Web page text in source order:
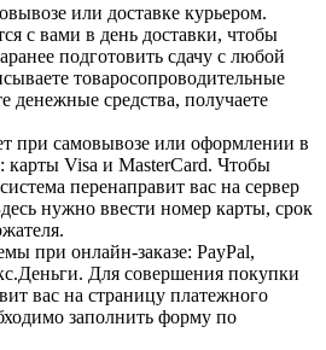
или доставке курьером.
с вами в день доставки, чтобы
подготовить сдачу с любой
товаросопроводительные
денежные средства, получаете
при самовывозе или оформлении в
карты Visa и MasterCard. Чтобы
перенаправит вас на сервер
нужно ввести номер карты, срок
при онлайн-заказе: PayPal,
Для совершения покупки
вас на страницу платежного
заполнить форму по